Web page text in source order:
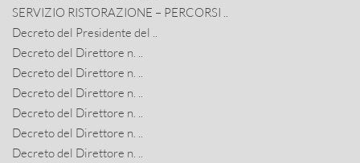
SERVIZIO RISTORAZIONE – PERCORSI ..
Decreto del Presidente del ..
Decreto del Direttore n. ..
Decreto del Direttore n. ..
Decreto del Direttore n. ..
Decreto del Direttore n. ..
Decreto del Direttore n. ..
Decreto del Direttore n. ..